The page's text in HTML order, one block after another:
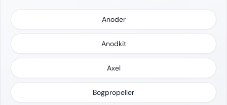
Anoder
Anodkit
Axel
Bogpropeller